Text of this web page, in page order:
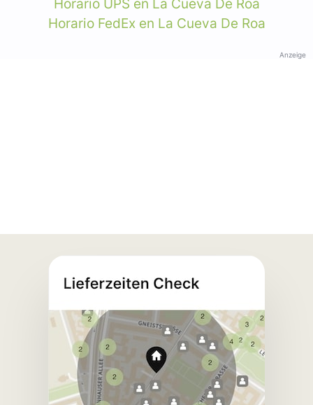
Horario UPS en La Cueva De Roa
Horario FedEx en La Cueva De Roa
Anzeige